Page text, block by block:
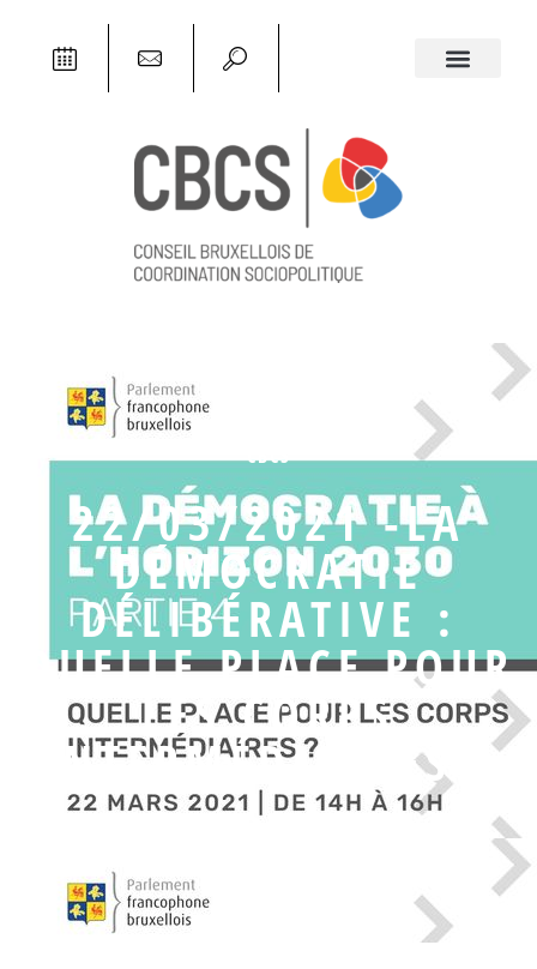
CBCS
22/03/2021 -LA
DÉMOCRATIE
DÉLIBÉRATIVE :
QUELLE PLACE POUR
LES CORPS
INTERMÉDIAIRES ?